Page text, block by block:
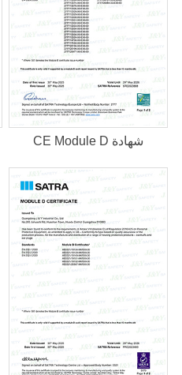
شهادة CE Module D